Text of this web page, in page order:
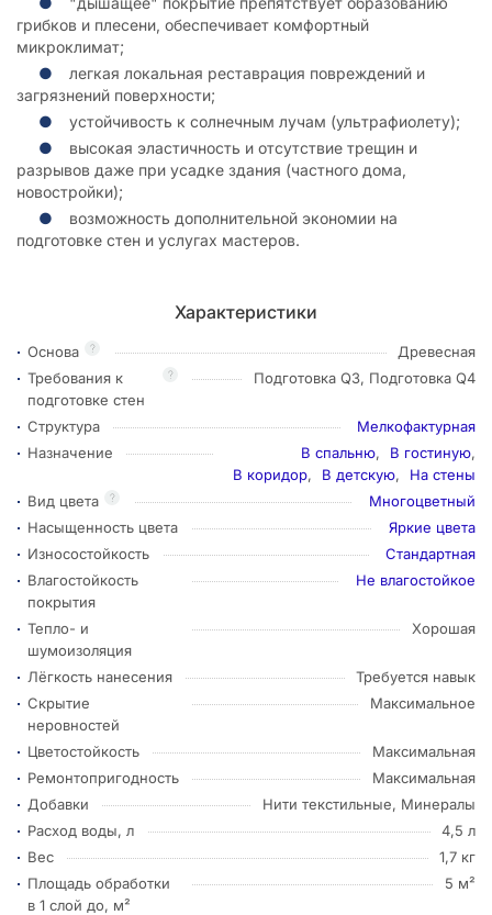
грибков и плесени, обеспечивает комфортный
микроклимат;
легкая локальная реставрация повреждений и
загрязнений поверхности;
устойчивость к солнечным лучам (ультрафиолету);
высокая эластичность и отсутствие трещин и
разрывов даже при усадке здания (частного дома,
новостройки);
возможность дополнительной экономии на
подготовке стен и услугах мастеров.
Характеристики
?
Основа Древесная
?
Требования к
подготовке стен
Подготовка Q3, Подготовка Q4
Структура
Мелкофактурная
Назначение
В спальню, В гостиную,
В коридор, В детскую, На стены
?
Вид цвета
Многоцветный
Насыщенность цвета
Яркие цвета
Износостойкость
Стандартная
Влагостойкость
покрытия
Не влагостойкое
Тепло- и
шумоизоляция
Хорошая
Лёгкость нанесения
Требуется навык
Скрытие
неровностей
Максимальное
Цветостойкость
Максимальная
Ремонтопригодность
Максимальная
Добавки
Нити текстильные, Минералы
Расход воды, л
4,5 л
Вес
1,7 кг
Площадь обработки
в 1 слой до, м²
5 м²